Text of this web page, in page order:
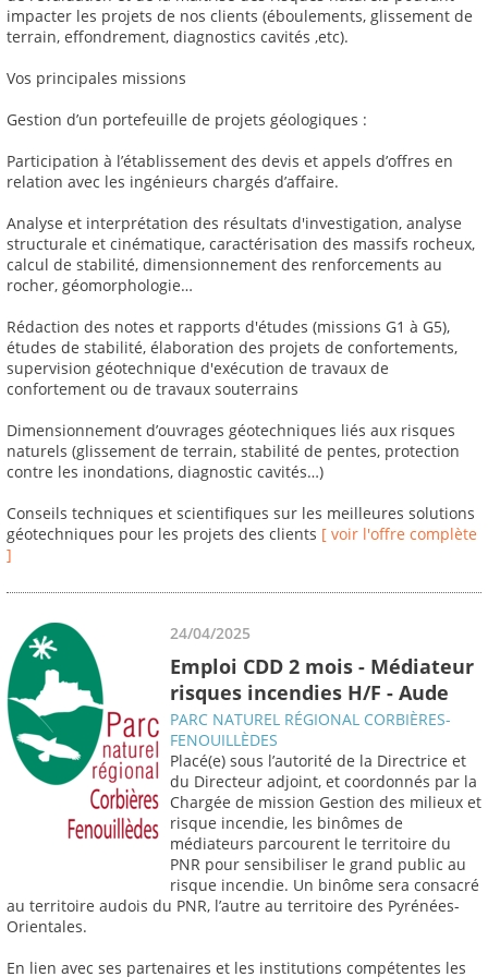
impacter les projets de nos clients (éboulements, glissement de
terrain, effondrement, diagnostics cavités ,etc).
Vos principales missions
Gestion d’un portefeuille de projets géologiques :
Participation à l’établissement des devis et appels d’offres en
relation avec les ingénieurs chargés d’affaire.
Analyse et interprétation des résultats d'investigation, analyse
structurale et cinématique, caractérisation des massifs rocheux,
calcul de stabilité, dimensionnement des renforcements au
rocher, géomorphologie…
Rédaction des notes et rapports d'études (missions G1 à G5),
études de stabilité, élaboration des projets de confortements,
supervision géotechnique d'exécution de travaux de
confortement ou de travaux souterrains
Dimensionnement d’ouvrages géotechniques liés aux risques
naturels (glissement de terrain, stabilité de pentes, protection
contre les inondations, diagnostic cavités…)
Conseils techniques et scientifiques sur les meilleures solutions
géotechniques pour les projets des clients [ voir l'offre complète
]
24/04/2025
Emploi CDD 2 mois - Médiateur
risques incendies H/F - Aude
PARC NATUREL RÉGIONAL CORBIÈRES-
FENOUILLÈDES
Placé(e) sous l’autorité de la Directrice et
du Directeur adjoint, et coordonnés par la
Chargée de mission Gestion des milieux et
risque incendie, les binômes de
médiateurs parcourent le territoire du
PNR pour sensibiliser le grand public au
risque incendie. Un binôme sera consacré
au territoire audois du PNR, l’autre au territoire des Pyrénées-
Orientales.
En lien avec ses partenaires et les institutions compétentes les